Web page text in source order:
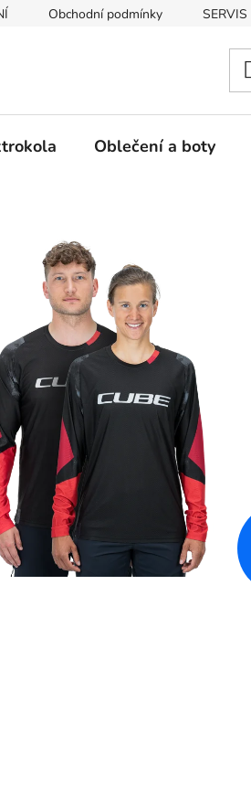
Obchodní podmínky SERVIS
Oblečení a boty